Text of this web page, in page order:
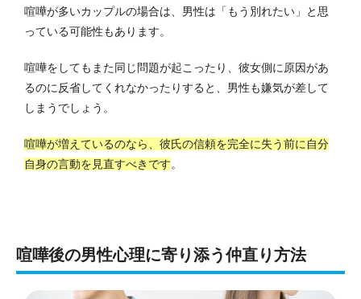
喧嘩が多いカップルの場合は、男性は「もう別れたい」と思
っている可能性もあります。
喧嘩をしてもまた同じ問題が起こったり、彼女側に原因があ
るのに反省してくれなかったりすると、男性も嫌気が差して
しまうでしょう。
喧嘩が増えているのなら、彼氏の信頼を完全に失う前に自分
自身の言動を見直すべきです。
喧嘩後の男性心理に寄り添う仲直り方法